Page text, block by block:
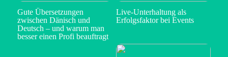
Gute Übersetzungen
zwischen Dänisch und
Deutsch – und warum man
besser einen Profi beauftragt
Live-Unterhaltung als
Erfolgsfaktor bei Events